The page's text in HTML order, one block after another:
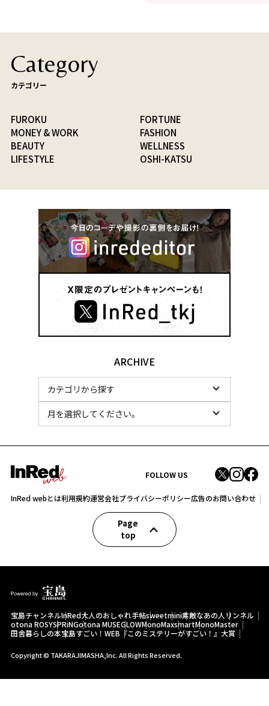
Category
カテゴリー
FUROKU
FORTUNE
MONEY & WORK
FASHION
BEAUTY
WELLNESS
LIFESTYLE
OSHI-KATSU
ARCHIVE
FOLLOW US
InRed webとは利用規約運営会社プライバシーポリシー広告のお問い合わせ
Page
top
宝島チャンネルInRed大人のおしゃれ手帖sweetmini素敵なあの人 リンネル
otona ROSYSPRiNGotona MUSEGLOWMonoMaxsmartMonoMaster
田舎暮らしの本宝島すごい！WEB 『このミステリーがすごい！』大賞
Copyright © TAKARAJIMASHA,Inc. All Rights Reserved.